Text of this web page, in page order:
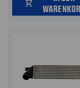
shopping_cart